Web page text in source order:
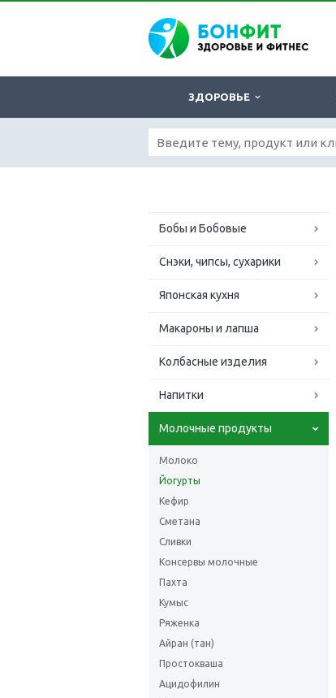
ЗДОРОВЬЕ
Бобы и Бобовые
Снэки, чипсы, сухарики
Японская кухня
Макароны и лапша
Колбасные изделия
Напитки
Молочные продукты
Молоко
Йогурты
Кефир
Сметана
Сливки
Консервы молочные
Пахта
Кумыс
Ряженка
Айран (тан)
Простокваша
Ацидофилин